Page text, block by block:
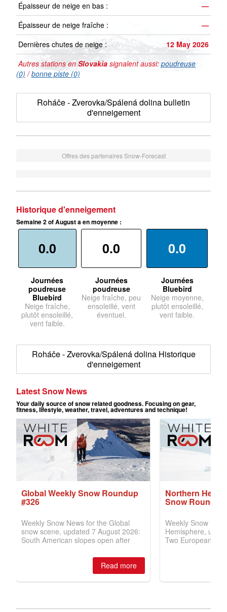
Épaisseur de neige en bas :
—
Épaisseur de neige fraîche :
—
Dernières chutes de neige :
12 May 2026
Autres stations enSlovakia signalent aussi: poudreuse
(0) /bonne piste (0)
Roháče - Zverovka/Spálená dolina bulletin
d'enneigement
Offres des partenaires Snow-Forecast
Historique d'enneigement
Semaine 2 of August a en moyenne :
0.0
Journées
poudreuse
Bluebird
Neige fraîche,
plutôt ensoleillé,
vent faible.
0.0
Journées
poudreuse
Neige fraîche, peu
ensoleillé, vent
éventuel.
0.0
Journées
Bluebird
Neige moyenne,
plutôt ensoleillé,
vent faible.
Roháče - Zverovka/Spálená dolina Historique
d'enneigement